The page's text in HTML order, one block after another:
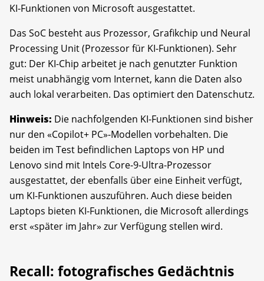
KI-Funktionen von Microsoft ausgestattet.
Das SoC besteht aus Prozessor, Grafikchip und Neural
Processing Unit (Prozessor für KI-Funktionen). Sehr
gut: Der KI-Chip arbeitet je nach genutzter Funktion
meist unabhängig vom Internet, kann die Daten also
auch lokal verarbeiten. Das optimiert den Datenschutz.
Hinweis: Die nachfolgenden KI-Funktionen sind bisher
nur den «Copilot+ PC»-­Modellen vorbehalten. Die
beiden im Test befindlichen Laptops von HP und
Lenovo sind mit Intels Core-9-Ultra-Prozessor
ausgestattet, der ebenfalls über eine Einheit verfügt,
um KI-Funktionen auszuführen. Auch diese beiden
Laptops bieten KI-Funktionen, die Microsoft allerdings
erst «später im Jahr» zur Verfügung stellen wird.
Recall: fotografisches Gedächtnis